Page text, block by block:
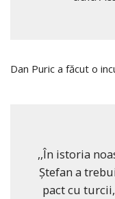
Dan Puric a făcut o
,,În istoria
Ștefan a
pact cu